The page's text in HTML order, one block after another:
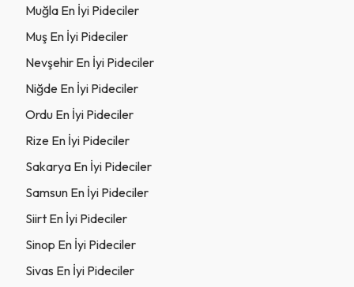
Muğla En İyi Pideciler
Muş En İyi Pideciler
Nevşehir En İyi Pideciler
Niğde En İyi Pideciler
Ordu En İyi Pideciler
Rize En İyi Pideciler
Sakarya En İyi Pideciler
Samsun En İyi Pideciler
Siirt En İyi Pideciler
Sinop En İyi Pideciler
Sivas En İyi Pideciler